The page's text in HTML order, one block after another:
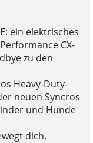
ein elektrisches
CX-
zu den
Heavy-Duty-
neuen Syncros
und Hunde
dich.